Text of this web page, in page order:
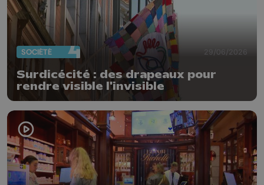
SOCIÉTÉ 29/06/2026
Surdicécité : des drapeaux pour
rendre visible l'invisible